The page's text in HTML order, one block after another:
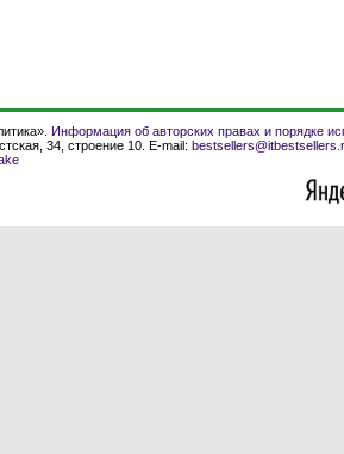
Информация об авторских правах и порядке
34, строение 10. E-mail: